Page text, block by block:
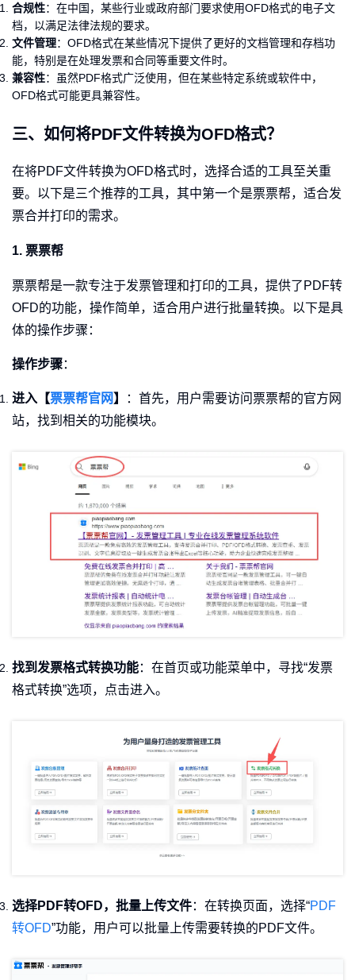
合规性：在中国，某些行业或政府部门要求使用OFD格式的电子文
档，以满足法律法规的要求。
文件管理：OFD格式在某些情况下提供了更好的文档管理和存档功
能，特别是在处理发票和合同等重要文件时。
兼容性：虽然PDF格式广泛使用，但在某些特定系统或软件中，
OFD格式可能更具兼容性。
三、如何将PDF文件转换为OFD格式？
在将PDF文件转换为OFD格式时，选择合适的工具至关重
要。以下是三个推荐的工具，其中第一个是票票帮，适合发
票合并打印的需求。
1. 票票帮
票票帮是一款专注于发票管理和打印的工具，提供了PDF转
OFD的功能，操作简单，适合用户进行批量转换。以下是具
体的操作步骤：
操作步骤：
进入【票票帮官网】
：首先，用户需要访问票票帮的官方网
站，找到相关的功能模块。
找到发票格式转换功能：在首页或功能菜单中，寻找“发票
格式转换”选项，点击进入。
选择PDF转OFD，批量上传文件：在转换页面，选择“PDF
转OFD”功能，用户可以批量上传需要转换的PDF文件。